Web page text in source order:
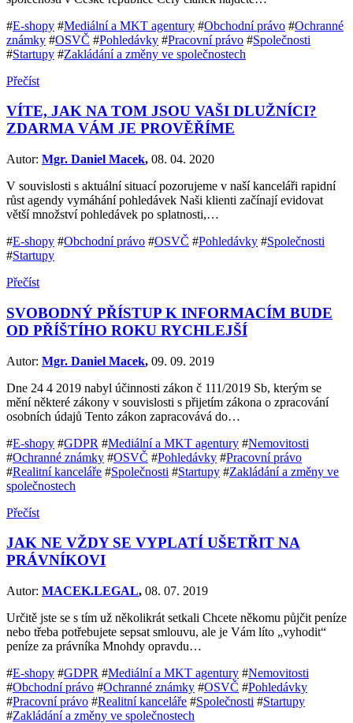
#E-shopy #Mediální a MKT agentury #Obchodní právo #Ochranné
známky #OSVČ #Pohledávky #Pracovní právo #Společnosti
#Startupy #Zakládání a změny ve společnostech
Přečíst
VÍTE, JAK NA TOM JSOU VAŠI DLUŽNÍCI?
ZDARMA VÁM JE PROVĚŘÍME
Autor: Mgr. Daniel Macek, 08. 04. 2020
V souvislosti s aktuální situací pozorujeme v naší kanceláři rapidní
růst agendy vymáhání pohledávek Naši klienti začínají evidovat
větší množství pohledávek po splatnosti,…
#E-shopy #Obchodní právo #OSVČ #Pohledávky #Společnosti
#Startupy
Přečíst
SVOBODNÝ PŘÍSTUP K INFORMACÍM BUDE
OD PŘÍŠTÍHO ROKU RYCHLEJŠÍ
Autor: Mgr. Daniel Macek, 09. 09. 2019
Dne 24 4 2019 nabyl účinnosti zákon č 111/2019 Sb, kterým se
mění některé zákony v souvislosti s přijetím zákona o zpracování
osobních údajů Tento zákon zapracovává do…
#E-shopy #GDPR #Mediální a MKT agentury #Nemovitosti
#Ochranné známky #OSVČ #Pohledávky #Pracovní právo
#Realitní kanceláře #Společnosti #Startupy #Zakládání a změny ve
společnostech
Přečíst
JAK NE VŽDY SE VYPLATÍ UŠETŘIT NA
PRÁVNÍKOVI
Autor: MACEK.LEGAL, 08. 07. 2019
Určitě jste se s tím už několikrát setkali Chcete někomu půjčit peníze
nebo třeba potřebujete sepsat smlouvu, ale je Vám líto „vyhodit“
peníze za právníka Mnohdy opravdu…
#E-shopy #GDPR #Mediální a MKT agentury #Nemovitosti
#Obchodní právo #Ochranné známky #OSVČ #Pohledávky
#Pracovní právo #Realitní kanceláře #Společnosti #Startupy
#Zakládání a změny ve společnostech